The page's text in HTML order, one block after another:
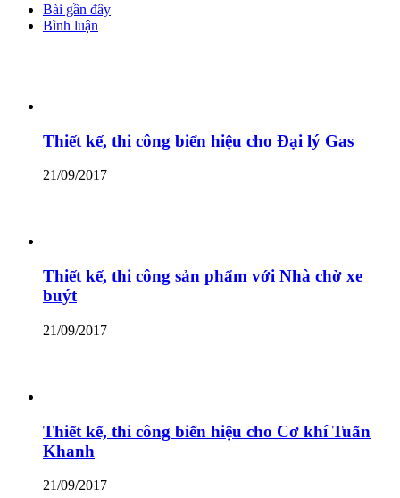
Bài gần đây
Bình luận
Thiết kế, thi công biển hiệu cho Đại lý Gas
21/09/2017
Thiết kế, thi công sản phẩm với Nhà chờ xe
buýt
21/09/2017
Thiết kế, thi công biển hiệu cho Cơ khí Tuấn
Khanh
21/09/2017